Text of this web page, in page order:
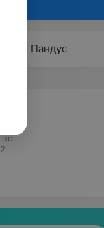
Пандус
по